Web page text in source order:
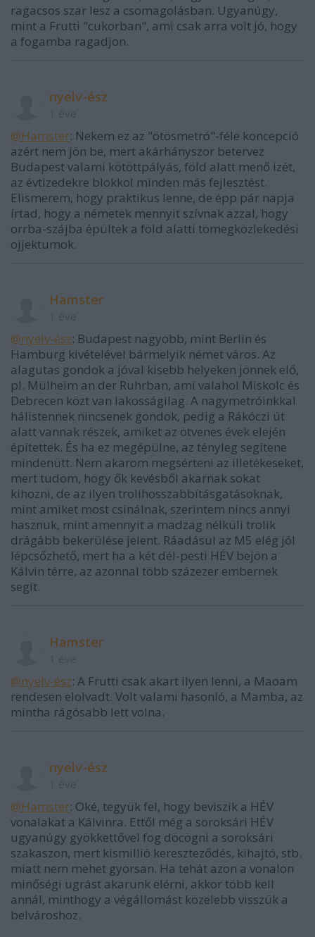
ragacsos szar lesz a csomagolásban. Ugyanúgy,
mint a Frutti "cukorban", ami csak arra volt jó, hogy
a fogamba ragadjon.
nyelv-ész
@Hamster: Nekem ez az "ötösmetró"-féle koncepció
azért nem jön be, mert akárhányszor betervez
Budapest valami kötöttpályás, föld alatt menő izét,
az évtizedekre blokkol minden más fejlesztést.
Elismerem, hogy praktikus lenne, de épp pár napja
írtad, hogy a németek mennyit szívnak azzal, hogy
orrba-szájba épültek a föld alatti tömegközlekedési
ojjektumok.
Hamster
@nyelv-ész: Budapest nagyobb, mint Berlin és
Hamburg kivételével bármelyik német város. Az
alagutas gondok a jóval kisebb helyeken jönnek elő,
pl. Mülheim an der Ruhrban, ami valahol Miskolc és
Debrecen közt van lakosságilag. A nagymetróinkkal
hálistennek nincsenek gondok, pedig a Rákóczi út
alatt vannak részek, amiket az ötvenes évek elején
építettek. És ha ez megépülne, az tényleg segítene
mindenütt. Nem akarom megsérteni az illetékeseket,
mert tudom, hogy ők kevésből akarnak sokat
kihozni, de az ilyen trolihosszabbításgatásoknak,
mint amiket most csinálnak, szerintem nincs annyi
hasznuk, mint amennyit a madzag nélküli trolik
drágább bekerülése jelent. Ráadásul az M5 elég jól
lépcsőzhető, mert ha a két dél-pesti HÉV bejön a
Kálvin térre, az azonnal több százezer embernek
segít.
Hamster
@nyelv-ész: A Frutti csak akart ilyen lenni, a Maoam
rendesen elolvadt. Volt valami hasonló, a Mamba, az
mintha rágósabb lett volna.
nyelv-ész
@Hamster: Oké, tegyük fel, hogy beviszik a HÉV
vonalakat a Kálvinra. Ettől még a soroksári HÉV
ugyanúgy gyökkettővel fog döcögni a soroksári
szakaszon, mert kismillió kereszteződés, kihajtó, stb.
miatt nem mehet gyorsan. Ha tehát azon a vonalon
minőségi ugrást akarunk elérni, akkor több kell
annál, minthogy a végállomást közelebb visszük a
belvároshoz.